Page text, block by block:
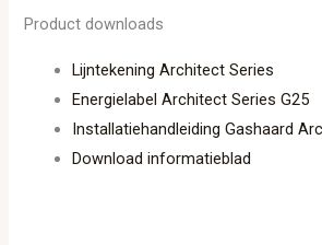
Product downloads
Lijntekening Architect Series
Energielabel Architect Series G25
Installatiehandleiding Gashaard
Download informatieblad